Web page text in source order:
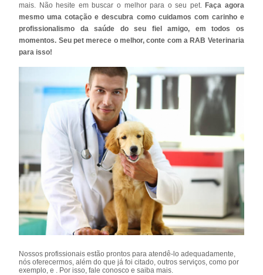
mais. Não hesite em buscar o melhor para o seu pet.Faça agora
mesmo uma cotação e descubra como cuidamos com carinho e
profissionalismo da saúde do seu fiel amigo, em todos os
momentos. Seu pet merece o melhor, conte com a RAB Veterinaria
para isso!
Nossos profissionais estão prontos para atendê-lo adequadamente,
nós oferecermos, além do que já foi citado, outros serviços, como por
exemplo, e . Por isso, fale conosco e saiba mais.